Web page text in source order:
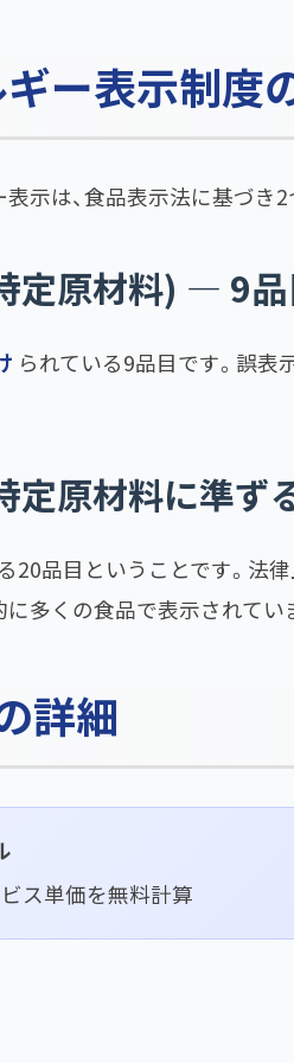
ー表示制度
示は、食品表示法に基づき
定原材料) — 9品
られている9品目です。誤表
定原材料に準ず
20品目ということです。法
多くの食品で表示されてい
詳細
ビス単価を無料計算